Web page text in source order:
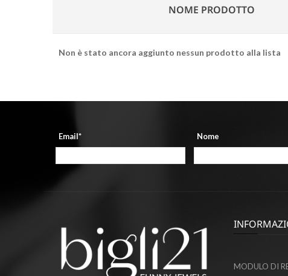
NOME PRODOTTO
Non è stato ancora aggiunto nessun prodotto alla lista
Email*
Nome
MODULO DI